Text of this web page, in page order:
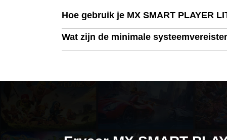
Hoe gebruik je MX SMART PLAYER
Wat zijn de minimale